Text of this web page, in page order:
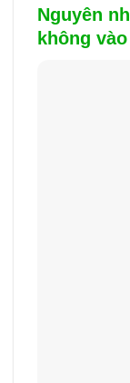
Nguyên
không